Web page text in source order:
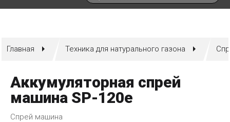
КОММУНАЛЬНАЯ ТЕХНИКА
Главная Техника для натурального газона
Аккумуляторная спрей
машина SP-120e
Спрей машина